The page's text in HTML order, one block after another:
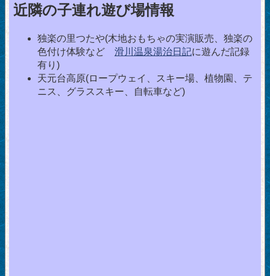
近隣の子連れ遊び場情報
独楽の里つたや(木地おもちゃの実演販売、独楽の
色付け体験など 滑川温泉湯治日記に遊んだ記録
有り)
天元台高原(ロープウェイ、スキー場、植物園、テ
ニス、グラススキー、自転車など)